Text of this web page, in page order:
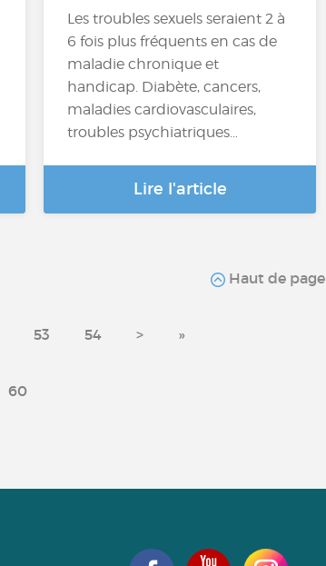
Les troubles sexuels seraient 2 à
6 fois plus fréquents en cas de
maladie chronique et
handicap. Diabète, cancers,
maladies cardiovasculaires,
troubles psychiatriques…
Lire l'article
Haut de page
53 54 > »
60